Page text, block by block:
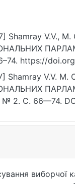
Shamray V.V.,
https://
Shamray V.V.
2. С. 66—74.
виборчої